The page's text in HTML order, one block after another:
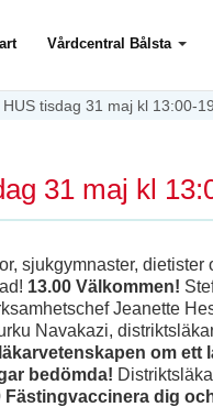
Vårdcentral Bålsta
HUS tisdag 31 maj kl 13:00-
31 maj kl
sjukgymnaster,
13.00 Välkommen!
Jeanette
Navakazi,
om ett
bedömda!
Fästingvaccinera dig